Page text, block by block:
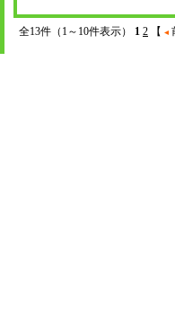
全13件（1～10件表示） 1 2 【